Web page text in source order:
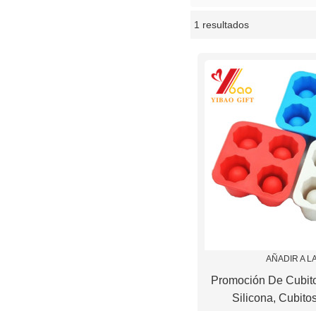
1 resultados
AÑADIR A
Promoción De
Silicona,